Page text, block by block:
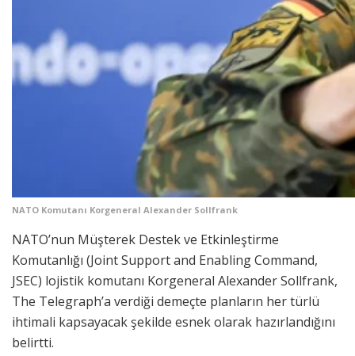
NATO Komutanı Korgeneral Alexander Sollfrank
NATO’nun Müşterek Destek ve Etkinleştirme
Komutanlığı (Joint Support and Enabling Command,
JSEC) lojistik komutanı Korgeneral Alexander Sollfrank,
The Telegraph’a verdiği demeçte planların her türlü
ihtimali kapsayacak şekilde esnek olarak hazırlandığını
belirtti.